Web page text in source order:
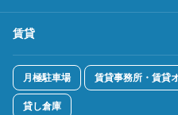
賃貸
月極駐車場 賃貸事務所・賃貸
貸し倉庫